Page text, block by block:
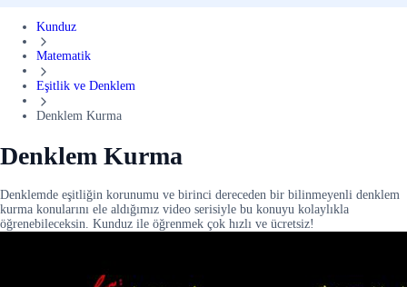
Kunduz
Matematik
Eşitlik ve Denklem
Denklem Kurma
Denklem Kurma
Denklemde eşitliğin korunumu ve birinci dereceden bir bilinmeyenli denklem
kurma konularını ele aldığımız video serisiyle bu konuyu kolaylıkla
öğrenebileceksin. Kunduz ile öğrenmek çok hızlı ve ücretsiz!